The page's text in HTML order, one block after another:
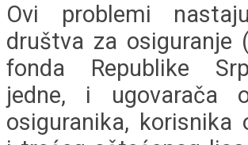
Ovi problemi
društva za osiguranje
fonda Republike
jedne, i ugovarača
osiguranika, korisnika